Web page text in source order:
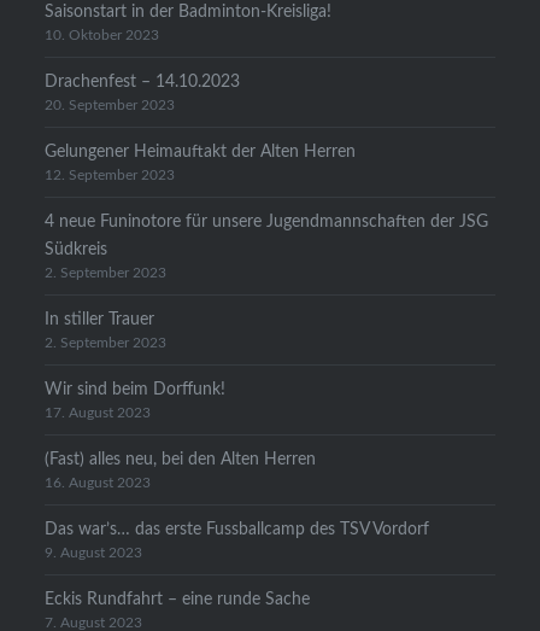
Saisonstart in der Badminton-Kreisliga!
10. Oktober 2023
Drachenfest – 14.10.2023
20. September 2023
Gelungener Heimauftakt der Alten Herren
12. September 2023
4 neue Funinotore für unsere Jugendmannschaften der JSG
Südkreis
2. September 2023
In stiller Trauer
2. September 2023
Wir sind beim Dorffunk!
17. August 2023
(Fast) alles neu, bei den Alten Herren
16. August 2023
Das war’s… das erste Fussballcamp des TSV Vordorf
9. August 2023
Eckis Rundfahrt – eine runde Sache
7. August 2023